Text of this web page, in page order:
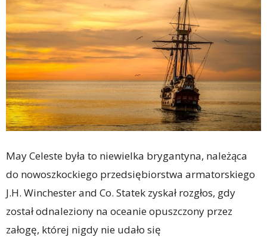
May Celeste była to niewielka brygantyna, należąca
do nowoszkockiego przedsiębiorstwa armatorskiego
J.H. Winchester and Co. Statek zyskał rozgłos, gdy
został odnaleziony na oceanie opuszczony przez
załogę, której nigdy nie udało się